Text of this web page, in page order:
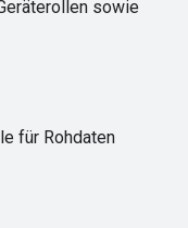
sowie
für Rohdaten